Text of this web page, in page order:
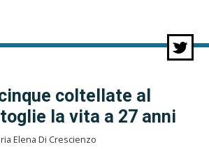
coltellate al
la vita a 27 anni
Elena Di Crescienzo